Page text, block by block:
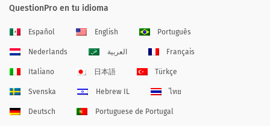
QuestionPro en tu idioma
Español English Português
Nederlands العربية Français
Italiano 日本語 Türkçe
Svenska Hebrew IL ไทย
Deutsch Portuguese de Portugal